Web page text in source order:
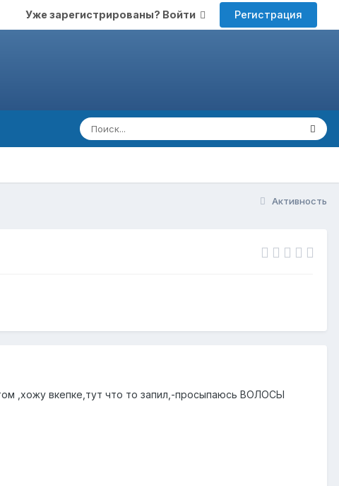
Уже зарегистрированы? Войти Регистрация
Активность
,хожу вкепке,тут что то запил,-просыпаюсь ВОЛОСЫ